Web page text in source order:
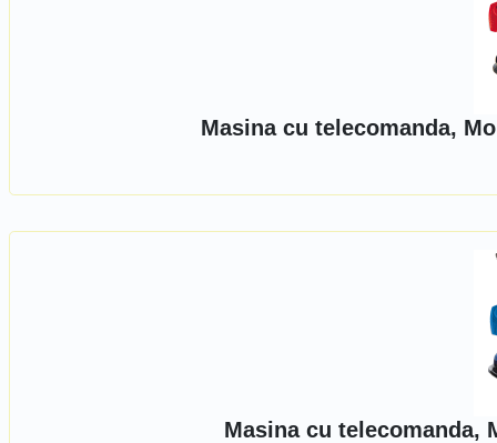
Masina cu telecomanda,
Masina cu telecomanda,